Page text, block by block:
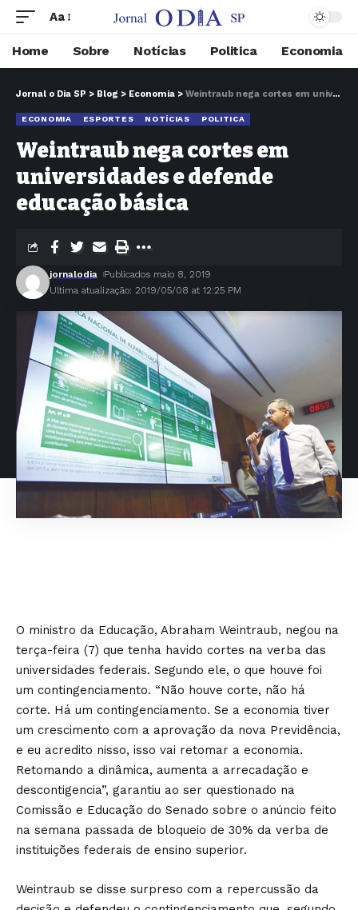
Aa
Home Sobre Notícias Politica Economia
Jornal o Dia SP > Blog > Economia > Weintraub nega cortes em universidades e defende educação básica
ECONOMIA ESPORTES NOTÍCIAS POLITICA
Weintraub nega cortes em
universidades e defende
educação básica
Ultima atualização: 2019/05/08 at 12:25 PM
jornalodia Publicados maio 8, 2019
O ministro da Educação, Abraham Weintraub, negou na
terça-feira (7) que tenha havido cortes na verba das
universidades federais. Segundo ele, o que houve foi
um contingenciamento. “Não houve corte, não há
corte. Há um contingenciamento. Se a economia tiver
um crescimento com a aprovação da nova Previdência,
e eu acredito nisso, isso vai retomar a economia.
Retomando a dinâmica, aumenta a arrecadação e
descontigencia”, garantiu ao ser questionado na
Comissão e Educação do Senado sobre o anúncio feito
na semana passada de bloqueio de 30% da verba de
instituições federais de ensino superior.
Weintraub se disse surpreso com a repercussão da